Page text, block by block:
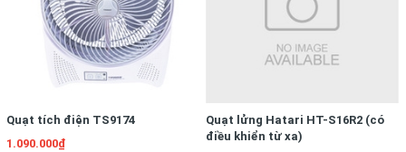
Quạt tích điện TS9174
1.090.000₫
Quạt lửng Hatari HT-S16R2 (có
điều khiển từ xa)